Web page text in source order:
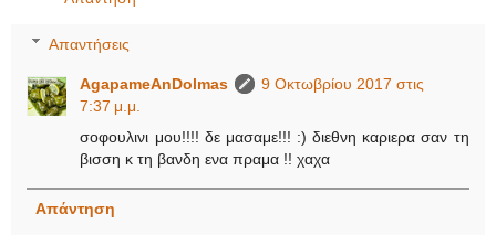
Απαντήσεις
AgapameAnDolmas
9 Οκτωβρίου 2017 στις
7:37 μ.μ.
σοφουλινι μου!!!! δε μασαμε!!! :) διεθνη καριερα σαν τη
βισση κ τη βανδη ενα πραμα !! χαχα
Απάντηση